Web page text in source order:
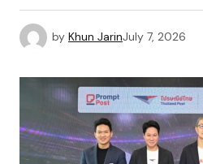
by Khun JarinJuly 7, 2026